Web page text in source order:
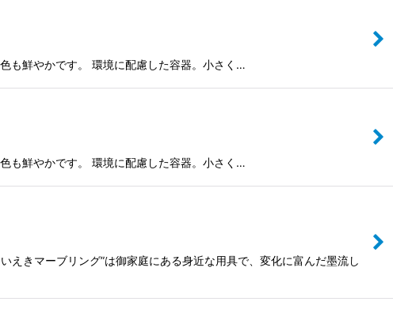
も鮮やかです。 環境に配慮した容器。小さく…
も鮮やかです。 環境に配慮した容器。小さく…
きマーブリング”は御家庭にある身近な用具で、変化に富んだ墨流し